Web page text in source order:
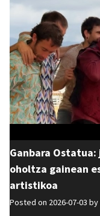
Ganbara
oholtza gainean
artistikoa
Posted on 2026-07-03 by